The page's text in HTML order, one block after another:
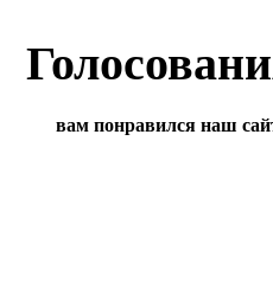
вам понравился наш